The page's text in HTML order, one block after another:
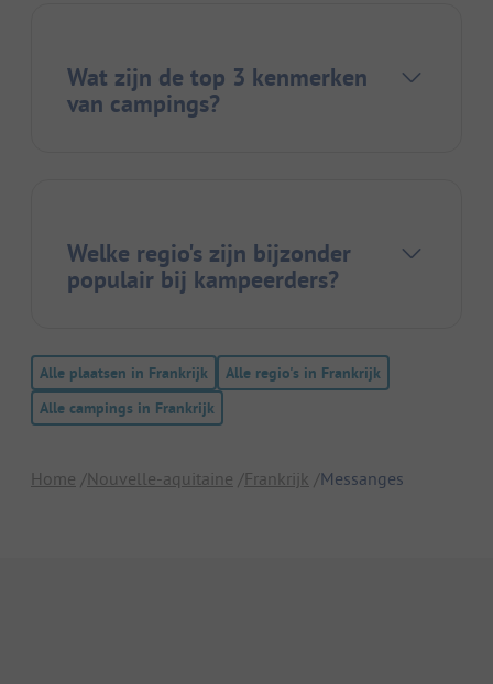
Wat zijn de top 3 kenmerken
van campings?
Welke regio's zijn bijzonder
populair bij kampeerders?
Alle plaatsen in Frankrijk
Alle regio's in Frankrijk
Alle campings in Frankrijk
Home Nouvelle-aquitaine Frankrijk Messanges